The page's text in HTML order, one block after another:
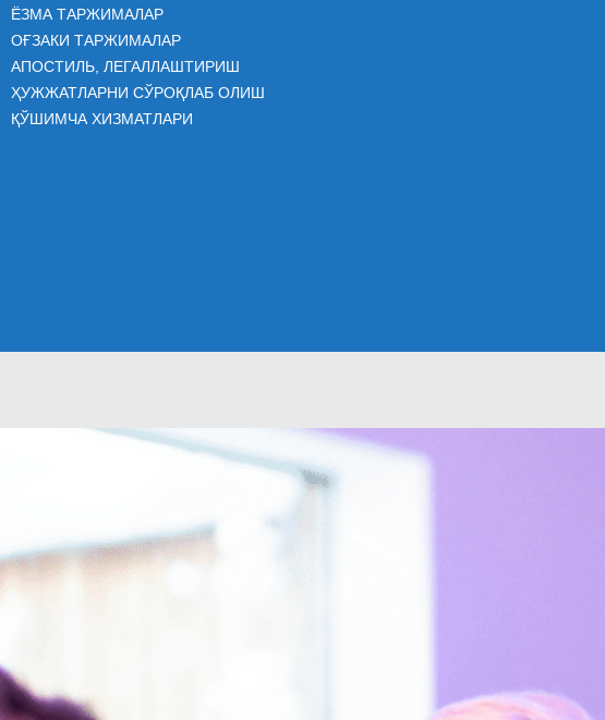
ЁЗМА ТАРЖИМАЛАР
ОҒЗАКИ ТАРЖИМАЛАР
АПОСТИЛЬ, ЛЕГАЛЛАШТИРИШ
ҲУЖЖАТЛАРНИ СЎРОҚЛАБ ОЛИШ
ҚЎШИМЧА ХИЗМАТЛАРИ